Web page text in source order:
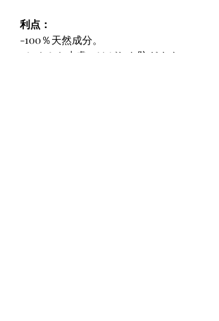
利点：
-100％天然成分。
-かゆみや皮膚のはがれを防ぎます